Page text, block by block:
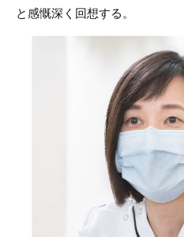
と感慨深く回想する。